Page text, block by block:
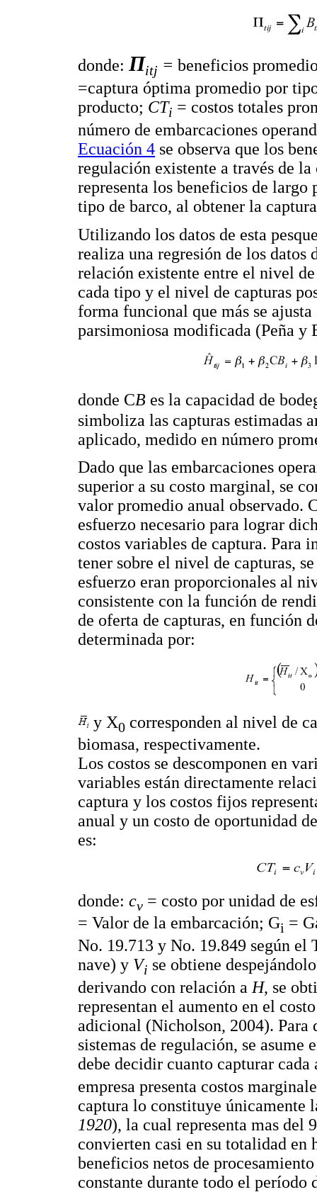
donde: Πitj = beneficios
=captura óptima promedio por
producto; CTi = costos totales
número de embarcaciones
Ecuación 4 se observa que los
regulación existente a través de
representa los beneficios de
tipo de barco, al obtener la
Utilizando los datos de esta
realiza una regresión de los
relación existente entre el nivel
cada tipo y el nivel de capturas
forma funcional que más se
parsimoniosa modificada (Peña y
donde CB es la capacidad de
simboliza las capturas estimadas
aplicado, medido en número
Dado que las embarcaciones
superior a su costo marginal, se
valor promedio anual observado.
esfuerzo necesario para lograr
costos variables de captura. Para
tener sobre el nivel de capturas,
esfuerzo eran proporcionales al
consistente con la función de
de oferta de capturas, en función
determinada por:
y X0 corresponden al nivel de
biomasa, respectivamente.
Los costos se descomponen en
variables están directamente
captura y los costos fijos
anual y un costo de oportunidad
es:
donde: cv = costo por unidad de
= Valor de la embarcación; Gi =
No. 19.713 y No. 19.849 según el
nave) y Vi se obtiene
derivando con relación a H, se
representan el aumento en el
adicional (Nicholson, 2004). Para
sistemas de regulación, se asume
debe decidir cuanto capturar
empresa presenta costos
captura lo constituye únicamente
1920), la cual representa mas del
convierten casi en su totalidad en
beneficios netos de
constante durante todo el período